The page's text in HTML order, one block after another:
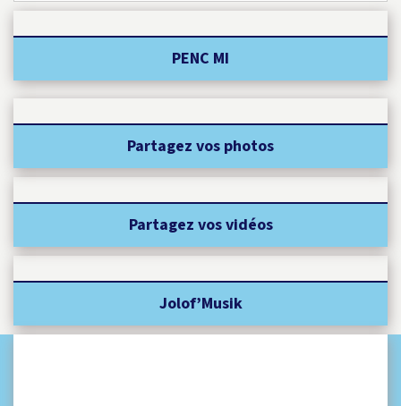
PENC MI
Partagez vos photos
Partagez vos vidéos
Jolof’Musik